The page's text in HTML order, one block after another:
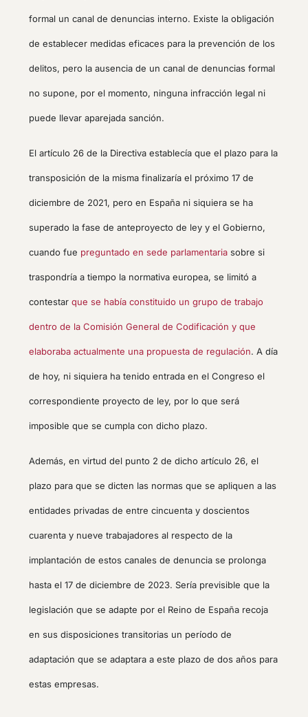
formal un canal de denuncias interno. Existe la obligación
de establecer medidas eficaces para la prevención de los
delitos, pero la ausencia de un canal de denuncias formal
no supone, por el momento, ninguna infracción legal ni
puede llevar aparejada sanción.
El artículo 26 de la Directiva establecía que el plazo para la
transposición de la misma finalizaría el próximo 17 de
diciembre de 2021, pero en España ni siquiera se ha
superado la fase de anteproyecto de ley y el Gobierno,
cuando fue preguntado en sede parlamentariasobre si
traspondría a tiempo la normativa europea, se limitó a
contestar que se había constituido un grupo de trabajo
dentro de la Comisión General de Codificación y que
elaboraba actualmente una propuesta de regulación. A día
de hoy, ni siquiera ha tenido entrada en el Congreso el
correspondiente proyecto de ley, por lo que será
imposible que se cumpla con dicho plazo.
Además, en virtud del punto 2 de dicho artículo 26, el
plazo para que se dicten las normas que se apliquen a las
entidades privadas de entre cincuenta y doscientos
cuarenta y nueve trabajadores al respecto de la
implantación de estos canales de denuncia se prolonga
hasta el 17 de diciembre de 2023. Sería previsible que la
legislación que se adapte por el Reino de España recoja
en sus disposiciones transitorias un período de
adaptación que se adaptara a este plazo de dos años para
estas empresas.